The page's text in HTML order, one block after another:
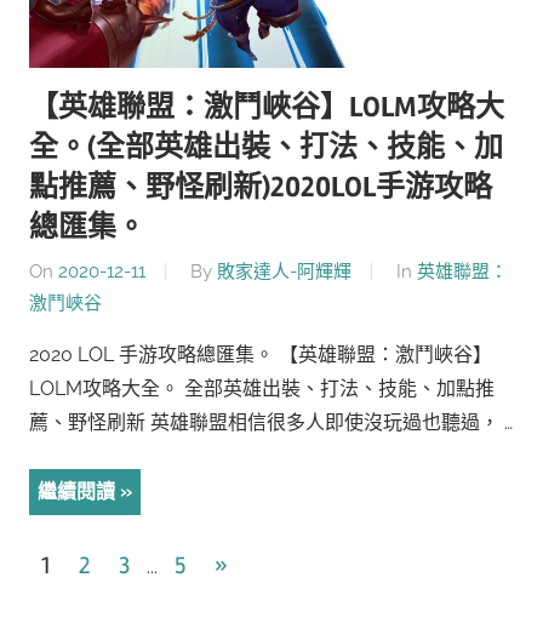
【英雄聯盟：激鬥峽谷】LOLM攻略大
全。(全部英雄出裝、打法、技能、加
點推薦、野怪刷新)2020LOL手游攻略
總匯集。
On 2020-12-11 By 敗家達人-阿輝輝 In 英雄聯盟：
激鬥峽谷
2020 LOL 手游攻略總匯集。 【英雄聯盟：激鬥峽谷】
LOLM攻略大全。 全部英雄出裝、打法、技能、加點推
薦、野怪刷新 英雄聯盟相信很多人即使沒玩過也聽過， …
繼續閱讀
文
1 2 3 ... 5
Next
»